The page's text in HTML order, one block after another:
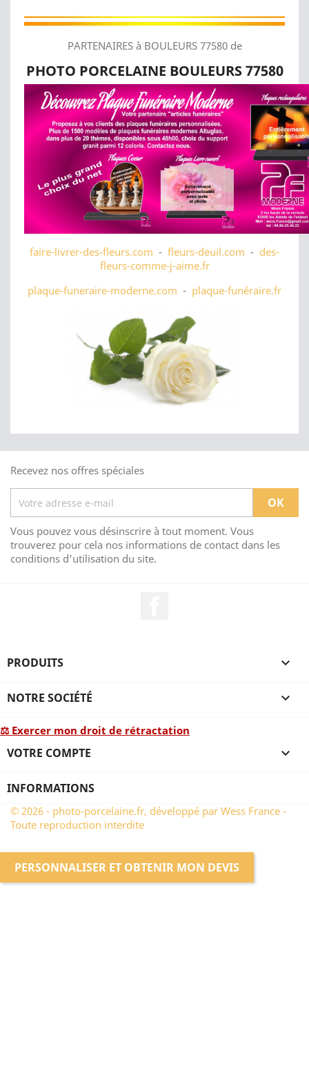
PARTENAIRES à BOULEURS 77580 de
PHOTO PORCELAINE BOULEURS 77580
faire-livrer-des-fleurs.com - fleurs-deuil.com - des-
fleurs-comme-j-aime.fr
plaque-funeraire-moderne.com - plaque-funéraire.fr
Recevez nos offres spéciales
Vous pouvez vous désinscrire à tout moment. Vous
trouverez pour cela nos informations de contact dans les
conditions d'utilisation du site.
PRODUITS 
NOTRE SOCIÉTÉ 
⚖ Exercer mon droit de rétractation
VOTRE COMPTE 
INFORMATIONS
© 2026 - photo-porcelaine.fr, développé par Wess France -
Toute reproduction interdite
PERSONNALISER ET OBTENIR MON DEVIS